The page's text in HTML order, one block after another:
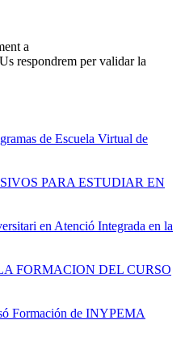
a
respondrem per validar la
de Escuela Virtual de
PARA ESTUDIAR EN
en Atenció Integrada en la
FORMACION DEL CURSO
Formación de INYPEMA